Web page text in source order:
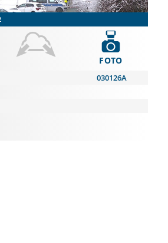
FOTO
030126A